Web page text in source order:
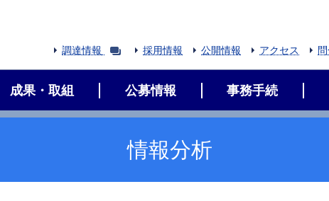
調達情報 採用情報 公開情報 アクセス
成果・取組 公募情報 事務手続
情報分析